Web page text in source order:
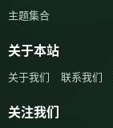
主题集合
关于本站
关于我们 联系我们
关注我们